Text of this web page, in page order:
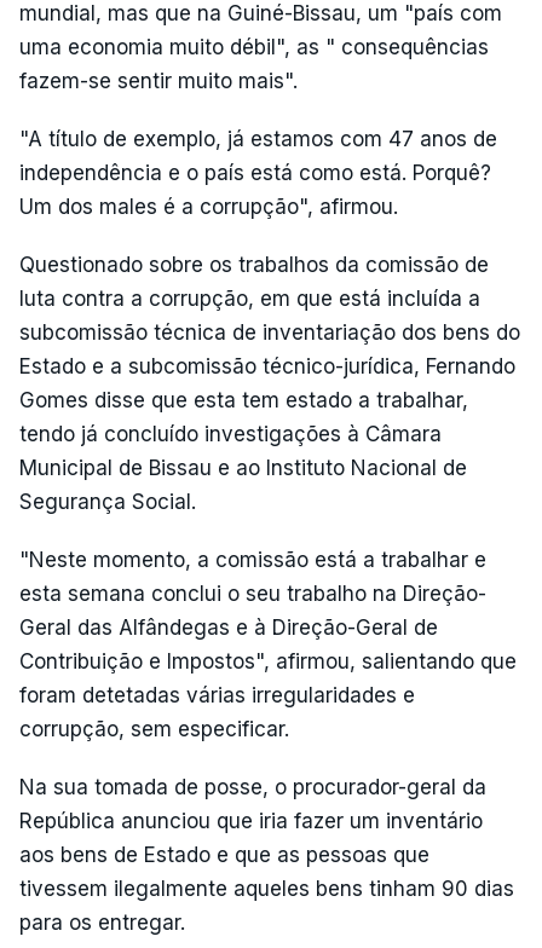
mundial, mas que na Guiné-Bissau, um "país com
uma economia muito débil", as " consequências
fazem-se sentir muito mais".
"A título de exemplo, já estamos com 47 anos de
independência e o país está como está. Porquê?
Um dos males é a corrupção", afirmou.
Questionado sobre os trabalhos da comissão de
luta contra a corrupção, em que está incluída a
subcomissão técnica de inventariação dos bens do
Estado e a subcomissão técnico-jurídica, Fernando
Gomes disse que esta tem estado a trabalhar,
tendo já concluído investigações à Câmara
Municipal de Bissau e ao Instituto Nacional de
Segurança Social.
"Neste momento, a comissão está a trabalhar e
esta semana conclui o seu trabalho na Direção-
Geral das Alfândegas e à Direção-Geral de
Contribuição e Impostos", afirmou, salientando que
foram detetadas várias irregularidades e
corrupção, sem especificar.
Na sua tomada de posse, o procurador-geral da
República anunciou que iria fazer um inventário
aos bens de Estado e que as pessoas que
tivessem ilegalmente aqueles bens tinham 90 dias
para os entregar.